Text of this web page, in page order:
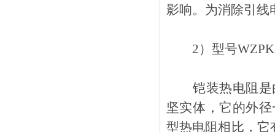
影响。为消除引
2）型号WZPK
铠装热电阻是由
坚实体，它
型热电阻相比，它